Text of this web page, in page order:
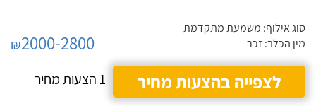
סוג אילוף: משמעת מתקדמת
מין הכלב: זכר
₪2000-2800
לצפייה בהצעות מחיר
1 הצעות מחיר